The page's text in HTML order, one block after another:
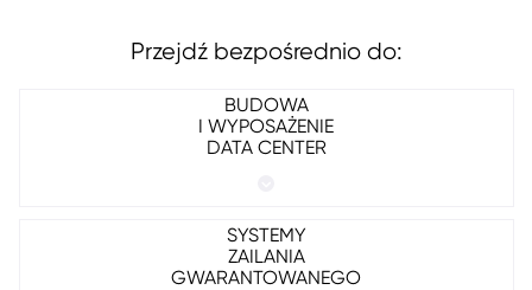
Przejdź bezpośrednio do:
BUDOWA
I WYPOSAŻENIE
DATA CENTER
SYSTEMY
ZAILANIA
GWARANTOWANEGO